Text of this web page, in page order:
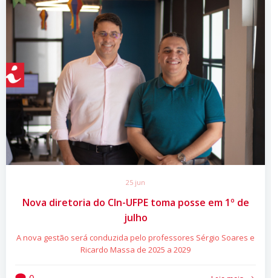
25 jun
Nova diretoria do CIn-UFPE toma posse em 1º de
julho
A nova gestão será conduzida pelo professores Sérgio Soares e
Ricardo Massa de 2025 a 2029